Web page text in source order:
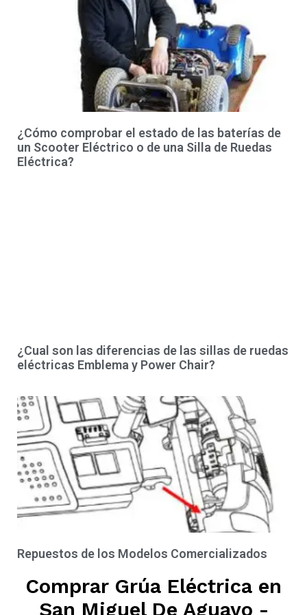
¿Cómo comprobar el estado de las baterías de
un Scooter Eléctrico o de una Silla de Ruedas
Eléctrica?
¿Cual son las diferencias de las sillas de ruedas
eléctricas Emblema y Power Chair?
Repuestos de los Modelos Comercializados
Comprar Grúa Eléctrica en
San Miguel De Aguayo -